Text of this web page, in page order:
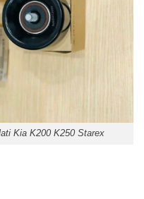
Kia K200 K250 Starex